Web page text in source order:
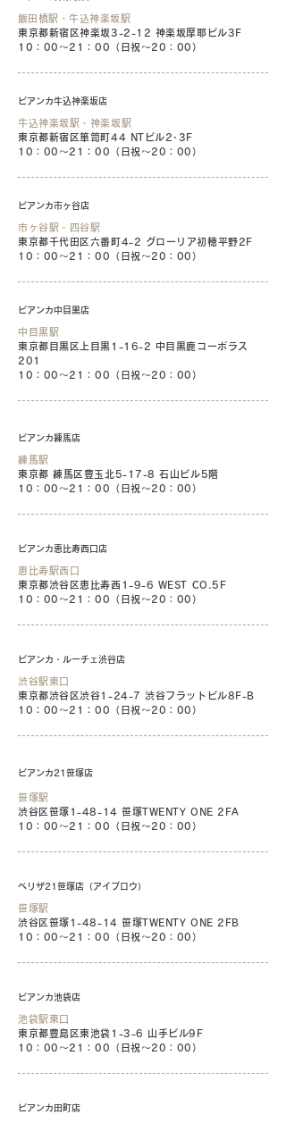
​飯田橋駅・牛込神楽坂駅
東京都新宿区神楽坂3-2-12 神楽坂摩耶ビル3F
10：00〜21：00（日祝〜20：00）
ビアンカ牛込神楽坂店
牛込神楽坂駅・神楽坂駅
東京都新宿区箪笥町44 NTビル2･3F
10：00〜21：00（日祝〜20：00）
ビアンカ市ヶ谷店
市ヶ谷駅・四谷駅
東京都千代田区六番町4-2 グローリア初穂平野2F
10：00〜21：00（日祝〜20：00）
ビアンカ中目黒店
中目黒駅
東京都目黒区上目黒1-16-2 中目黒鹿コーポラス
201
10：00〜21：00（日祝〜20：00）
ビアンカ練馬店
練馬駅
東京都 練馬区豊玉北5-17-8 石山ビル5階
10：00〜21：00（日祝〜20：00）
ビアンカ恵比寿西口店
恵比寿駅西口
東京都渋谷区恵比寿西1-9-6 WEST CO.5F
10：00〜21：00（日祝〜20：00）
ビアンカ・ルーチェ渋谷店
渋谷駅東口
東京都渋谷区渋谷1-24-7 渋谷フラットビル8F-B
10：00〜21：00（日祝〜20：00）
ビアンカ21笹塚店
笹塚駅
渋谷区笹塚1-48-14 笹塚TWENTY ONE 2FA
10：00〜21：00（日祝〜20：00）
べリザ21笹塚店（アイブロウ）
笹塚駅
渋谷区笹塚1-48-14 笹塚TWENTY ONE 2FB
10：00〜21：00（日祝〜20：00）
ビアンカ池袋店
池袋駅東口
東京都豊島区東池袋1-3-6 山手ビル9F
10：00〜21：00（日祝〜20：00）
ビアンカ田町店